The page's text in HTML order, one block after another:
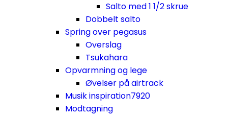
Salto med 1 1/2 skrue
Dobbelt salto
Spring over pegasus
Overslag
Tsukahara
Opvarmning og lege
Øvelser på airtrack
Musik inspiration7920
Modtagning